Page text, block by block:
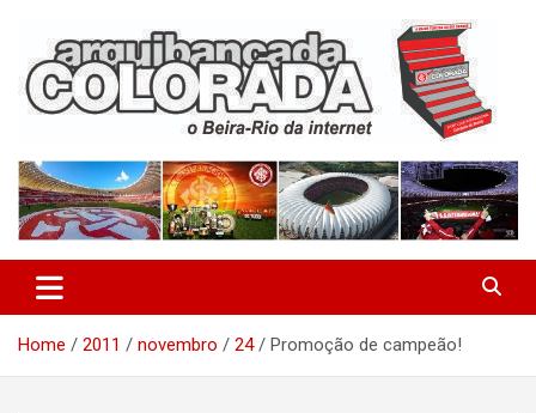
content
Arquibancada Colorada
Home 2011 novembro 24 Promoção de campeão!